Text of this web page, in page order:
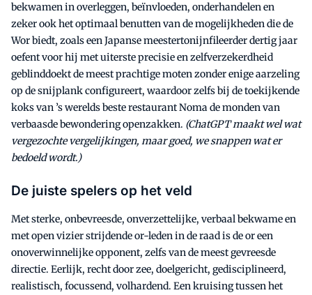
bekwamen in overleggen, beïnvloeden, onderhandelen en
zeker ook het optimaal benutten van de mogelijkheden die de
Wor biedt, zoals een Japanse meestertonijnfileerder dertig jaar
oefent voor hij met uiterste precisie en zelfverzekerdheid
geblinddoekt de meest prachtige moten zonder enige aarzeling
op de snijplank configureert, waardoor zelfs bij de toekijkende
koks van ’s werelds beste restaurant Noma de monden van
verbaasde bewondering openzakken. (ChatGPT maakt wel wat
vergezochte vergelijkingen, maar goed, we snappen wat er
bedoeld wordt.)
De juiste spelers op het veld
Met sterke, onbevreesde, onverzettelijke, verbaal bekwame en
met open vizier strijdende or-leden in de raad is de or een
onoverwinnelijke opponent, zelfs van de meest gevreesde
directie. Eerlijk, recht door zee, doelgericht, gedisciplineerd,
realistisch, focussend, volhardend. Een kruising tussen het